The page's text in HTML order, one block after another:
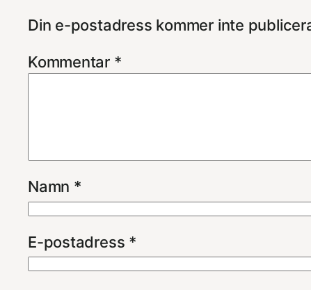
Din e-postadress kommer inte
Kommentar *
Namn *
E-postadress *